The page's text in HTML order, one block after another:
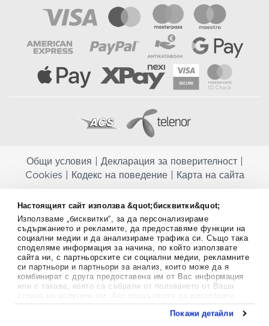
Настоящият сайт използва &quot;бисквитки&quot;
Използваме „бисквитки“, за да персонализираме
съдържанието и рекламите, да предоставяме функции на
социални медии и да анализираме трафика си. Също така
споделяме информация за начина, по който използвате
сайта ни, с партньорските си социални медии, рекламните
си партньори и партньори за анализ, които може да я
комбинират с друга предоставена им от Вас информация
или с такава, която са събрали от ползването от Ваша
страна на услугите им. Ако продължите да използвате
Покажи детайли
Общи условия Декларация за поверителност|
Cookies
Кодекс на поведение| Карта на сайта
заместват балансираната диета и не са предназначени за
профилактика, лечение или лечение на човешки заболявания.
Консултирайте се с Вашия лекар, ако сте бременна, кърмите,
приемате лекарства или имате някакви здравословни проблеми,
преди да използвате някаква хранителна добавка. Непрекъснато се
стремим да ви предоставяме точна и валидна информация. Ако
имате някакви въпроси или коментари относно тях, моля свържете
се с нас.
Aptekapromahon.com eBusinessTeam • Website by